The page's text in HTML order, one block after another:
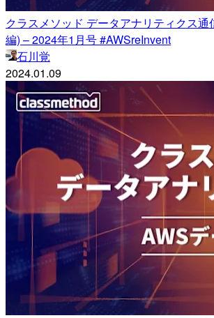
クラスメソッド データアナリティクス
編) – 2024年1月号 #AWSreInvent
石川覚
2024.01.09